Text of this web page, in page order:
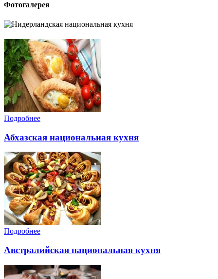
Фотогалерея
Подробнее
Абхазская национальная кухня
Подробнее
Австралийская национальная кухня